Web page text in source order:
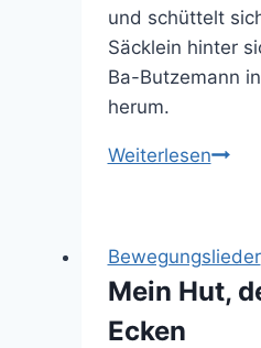
und schüttelt
Säcklein hinter
Ba-Butzemann
herum.
WeiterlesenEs
Bi-
Bewegungslieder
Mein Hut,
Ecken